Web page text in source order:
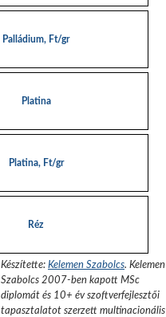
Palládium, Ft/gr
Platina
Platina, Ft/gr
Réz
Készítette: Kelemen Szabolcs. Kelemen
Szabolcs 2007-ben kapott MSc
diplomát és 10+ év szoftverfejlesztői
tapasztalatot szerzett multinacionális